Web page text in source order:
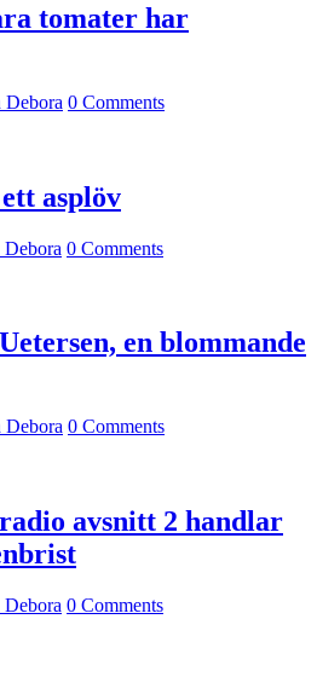
tomater har
Debora 0 Comments
asplöv
0 Comments
en blommande
Debora 0 Comments
avsnitt 2 handlar
0 Comments